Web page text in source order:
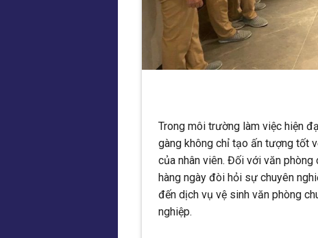
Trong môi trường làm việc hiện
gàng không chỉ tạo ấn tượng tốt
của nhân viên. Đối với văn
hàng ngày đòi hỏi sự chuyên
đến dịch vụ vệ sinh văn phòng
nghiệp.